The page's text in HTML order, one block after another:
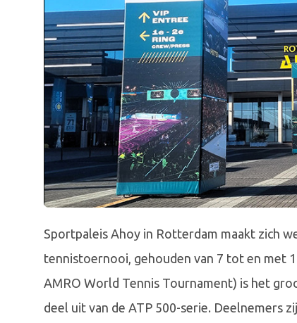
Sportpaleis Ahoy in Rotterdam maakt zich
tennistoernooi, gehouden van 7 tot en met
AMRO World Tennis Tournament) is het
deel uit van de ATP 500-serie. Deelnemers